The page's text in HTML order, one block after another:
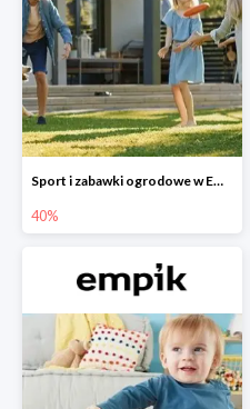
Sport i zabawki ogrodowe w Empiku do -40%
40%